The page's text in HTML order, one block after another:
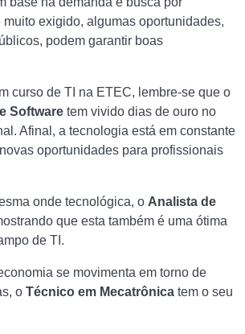
muito exigido, algumas oportunidades,
podem garantir boas
curso de TI na ETEC, lembre-se que o
Software tem vivido dias de ouro no
Afinal, a tecnologia está em constante
oportunidades para profissionais
onde tecnológica, o Analista de
que esta também é uma ótima
de TI.
se movimenta em torno de
o Técnico em Mecatrônica tem o seu